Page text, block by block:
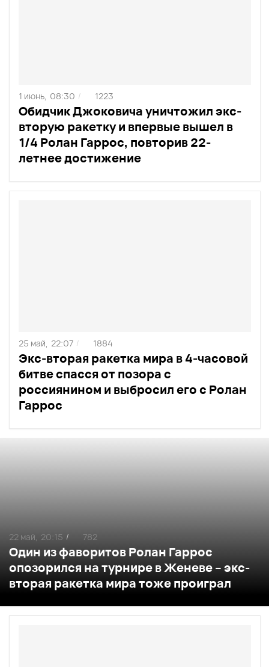
Обидчик Джоковича уничтожил экс-
вторую ракетку и впервые вышел в
1/4 Ролан Гаррос, повторив 22-
летнее достижение
1 июнь, 08:30 / 1223
Экс-вторая ракетка мира в 4-часовой
битве спасся от позора с
россиянином и выбросил его с Ролан
Гаррос
25 май, 22:07 / 1884
Один из фаворитов Ролан Гаррос
опозорился на турнире в Женеве – экс-
вторая ракетка мира тоже проиграл
22 май, 20:15 / 782